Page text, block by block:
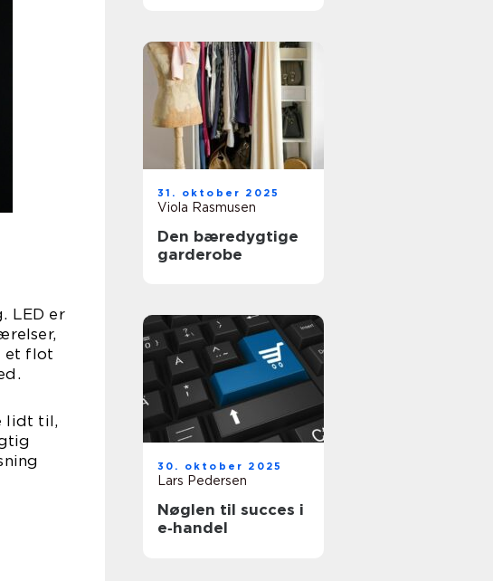
LED er
et flot
lidt til,
31. oktober 2025
Viola Rasmusen
Den bæredygtige
garderobe
30. oktober 2025
Lars Pedersen
Nøglen til succes i
e‑handel